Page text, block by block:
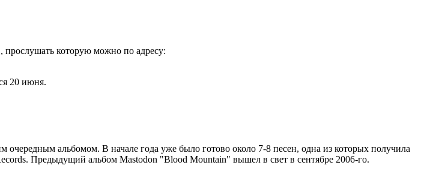
прослушать которую можно по адресу:
20 июня.
очередным альбомом. В начале года уже было готово около 7-8 песен, одна из которых получила
Предыдущий альбом Mastodon "Blood Mountain" вышел в свет в сентябре 2006-го.